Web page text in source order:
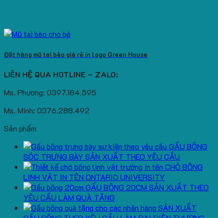
Đặt hàng mũ tai bèo giá rẻ in logo Green House
LIÊN HỆ QUA HOTLINE – ZALO:
Ms. Phương: 0397.184.595
Ms. Minh: 0376.288.492
Sản phẩm
GẤU BÔNG
SÓC TRƯNG BÀY SẢN XUẤT THEO YÊU CẦU
CHÓ BÔNG
LINH VẬT IN TÊN ONTARIO UNIVERSITY
GẤU BÔNG 20CM SẢN XUẤT THEO
YÊU CẦU LÀM QUÀ TẶNG
SẢN XUẤT